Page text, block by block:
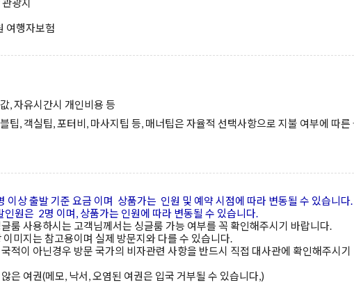
광지
여행자보험
, 자유시간시 개인비용 등
팁, 객실팁, 포터비, 마사지팁 등, 매너팁은 자율적 선택사항으로 지불 여부에 따른
이상 출발 기준 요금 이며 상품가는 인원 및 예약 시점에 따라 변동될 수 있습니다.
인원은 2명 이며, 상품가는 인원에 따라 변동될 수 있습니다.
룸 사용하시는 고객님께서는 싱글룸 가능 여부를 꼭 확인해주시기 바랍니다.
미지는 참고용이며 실제 방문지와 다를 수 있습니다.
적이 아닌경우 방문 국가의 비자관련 사항을 반드시 직접 대사관에 확인해주시기
은 여권(메모, 낙서, 오염된 여권은 입국 거부될 수 있습니다,)